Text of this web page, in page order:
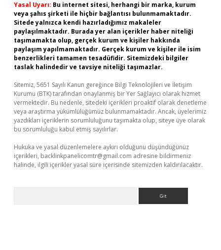
Yasal Uyarı: Bu internet sitesi, herhangi bir marka, kurum
veya şahıs şirketi ile hiçbir bağlantısı bulunmamaktadır.
Sitede yalnızca kendi hazırladığımız makaleler
paylaşılmaktadır. Burada yer alan içerikler haber niteliği
taşımamakta olup, gerçek kurum ve kişiler hakkında
paylaşım yapılmamaktadır. Gerçek kurum ve kişiler ile isim
benzerlikleri tamamen tesadüfidir. Sitemizdeki bilgiler
taslak halindedir ve tavsiye niteliği taşımazlar.
Sitemiz, 5651 Sayılı Kanun gereğince Bilgi Teknolojileri ve İletişim
Kurumu (BTK) tarafından onaylanmış bir Yer Sağlayıcı olarak hizmet
vermektedir. Bu nedenle, sitedeki içerikleri proaktif olarak denetleme
veya araştırma yükümlülüğümüz bulunmamaktadır. Ancak, üyelerimiz
yazdıkları içeriklerin sorumluluğunu taşımakta olup, siteye üye olarak
bu sorumluluğu kabul etmiş sayılırlar.
Hukuka ve yasal düzenlemelere aykırı olduğunu düşündüğünüz
içerikleri, backlinkpanelicomtr@gmail.com adresine bildirmeniz
halinde, ilgili içerikler yasal süre içerisinde sitemizden kaldırılacaktır.